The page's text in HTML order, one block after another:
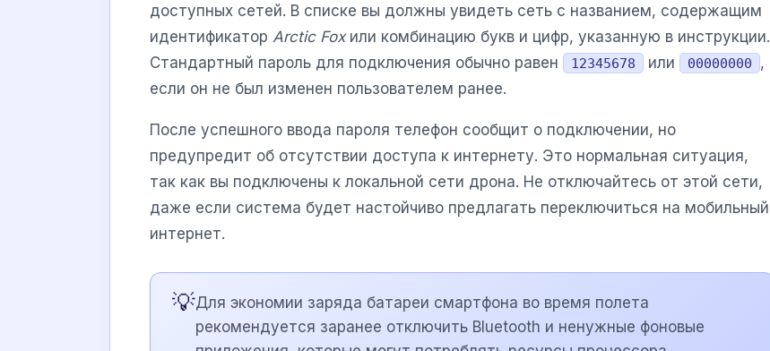
доступных сетей. В списке вы должны увидеть сеть с названием, содержащим
идентификатор Arctic Foxили комбинацию букв и цифр, указанную в инструкции.
Стандартный пароль для подключения обычно равен
12345678 или 00000000
,
если он не был изменен пользователем ранее.
После успешного ввода пароля телефон сообщит о подключении, но
предупредит об отсутствии доступа к интернету. Это нормальная ситуация,
так как вы подключены к локальной сети дрона. Не отключайтесь от этой сети,
даже если система будет настойчиво предлагать переключиться на мобильный
интернет.
💡Для экономии заряда батареи смартфона во время полета
рекомендуется заранее отключить Bluetooth и ненужные фоновые